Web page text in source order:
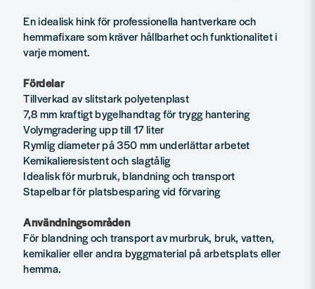
En idealisk hink för professionella hantverkare och
hemmafixare som kräver hållbarhet och funktionalitet i
varje moment.
Fördelar
Tillverkad av slitstark polyetenplast
7,8 mm kraftigt bygelhandtag för trygg hantering
Volymgradering upp till 17 liter
Rymlig diameter på 350 mm underlättar arbetet
Kemikalieresistent och slagtålig
Idealisk för murbruk, blandning och transport
Stapelbar för platsbesparing vid förvaring
Användningsområden
För blandning och transport av murbruk, bruk, vatten,
kemikalier eller andra byggmaterial på arbetsplats eller
hemma.